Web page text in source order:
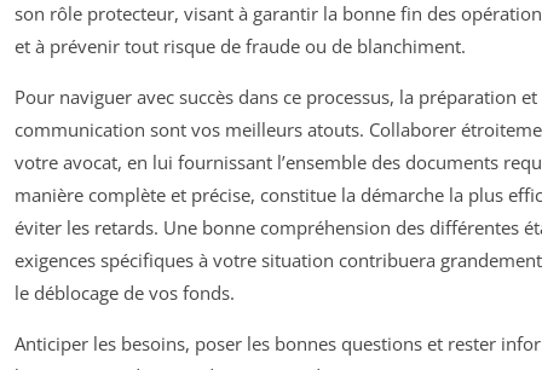
son rôle protecteur, visant à garantir la bonne fin des
et à prévenir tout risque de fraude ou de blanchiment.
Pour naviguer avec succès dans ce processus, la préparation et
communication sont vos meilleurs atouts. Collaborer
votre avocat, en lui fournissant l’ensemble des documents
manière complète et précise, constitue la démarche la plus
éviter les retards. Une bonne compréhension des différentes
exigences spécifiques à votre situation contribuera
le déblocage de vos fonds.
Anticiper les besoins, poser les bonnes questions et rester